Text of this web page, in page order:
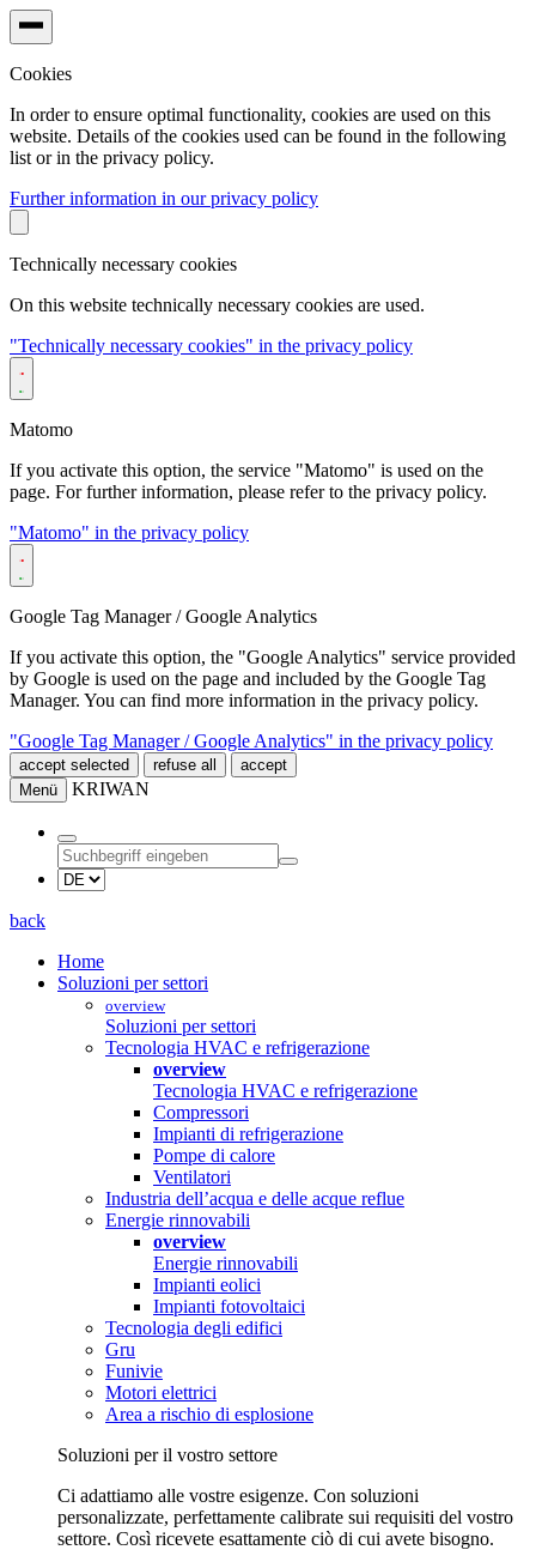
Cookies
In order to ensure optimal functionality, cookies are used on this
website. Details of the cookies used can be found in the following
list or in the privacy policy.
Further information in our privacy policy
Technically necessary cookies
On this website technically necessary cookies are used.
"Technically necessary cookies" in the privacy policy
Matomo
If you activate this option, the service "Matomo" is used on the
page. For further information, please refer to the privacy policy.
"Matomo" in the privacy policy
Google Tag Manager / Google Analytics
If you activate this option, the "Google Analytics" service provided
by Google is used on the page and included by the Google Tag
Manager. You can find more information in the privacy policy.
"Google Tag Manager / Google Analytics" in the privacy policy
accept selected refuse all
accept
Menü
KRIWAN
back
Home
Soluzioni per settori
overview
Soluzioni per settori
Tecnologia HVAC e refrigerazione
overview
Tecnologia HVAC e refrigerazione
Compressori
Impianti di refrigerazione
Pompe di calore
Ventilatori
Industria dell’acqua e delle acque reflue
Energie rinnovabili
overview
Energie rinnovabili
Impianti eolici
Impianti fotovoltaici
Tecnologia degli edifici
Gru
Funivie
Motori elettrici
Area a rischio di esplosione
Soluzioni per il vostro settore
Ci adattiamo alle vostre esigenze. Con soluzioni
personalizzate, perfettamente calibrate sui requisiti del vostro
settore. Così ricevete esattamente ciò di cui avete bisogno.